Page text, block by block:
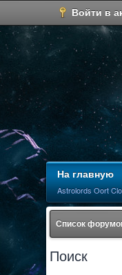
Войти в
На главную
Astrolords Oort
Список
Поиск